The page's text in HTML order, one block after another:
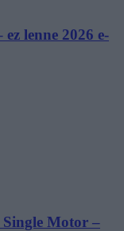
lenne 2026 e-
Motor –